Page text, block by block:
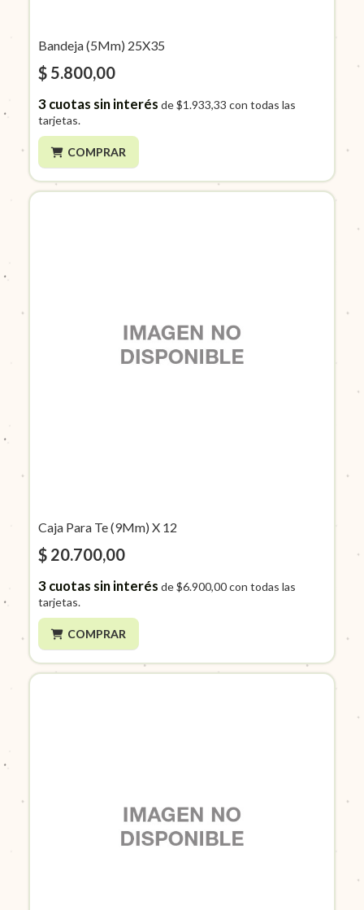
Bandeja (5Mm) 25X35
$ 5.800,00
3cuotas sin interés de$1.933,33 con todas las
tarjetas.
COMPRAR
Caja Para Te (9Mm) X 12
$ 20.700,00
3cuotas sin interés de$6.900,00con todas las
tarjetas.
COMPRAR